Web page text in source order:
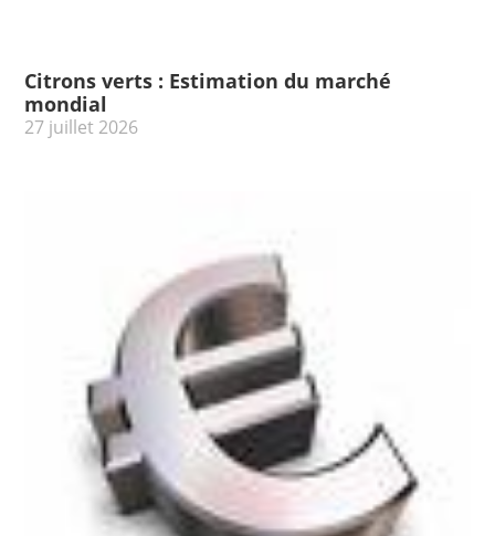
Citrons verts : Estimation du marché
mondial
27 juillet 2026